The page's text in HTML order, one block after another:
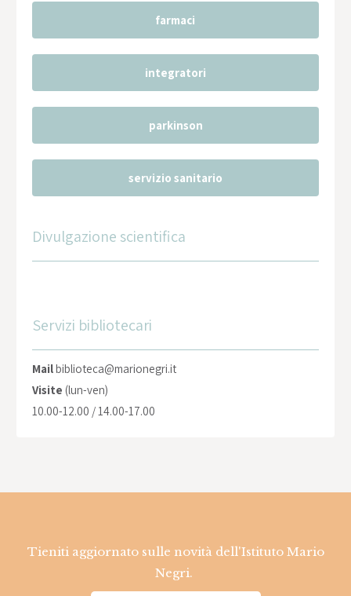
farmaci
integratori
parkinson
servizio sanitario
Divulgazione scientifica
Servizi bibliotecari
Mailbiblioteca@marionegri.it
Visite (lun-ven)
10.00-12.00 / 14.00-17.00
Tieniti aggiornato sulle novità dell'Istituto Mario
Negri.